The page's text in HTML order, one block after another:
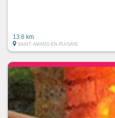
13.6 km
SAINT-AMAND-EN-PUISAYE